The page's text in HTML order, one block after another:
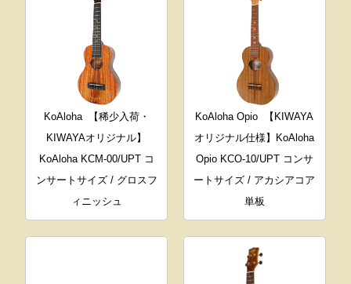
KoAloha
【稀少入荷・
KIWAYAオリジナル】
KoAloha KCM-00/UPT コ
ンサートサイズ / グロスフ
ィニッシュ
KoAloha Opio
【KIWAYA
オリジナル仕様】KoAloha
Opio KCO-10/UPT コンサ
ートサイズ / アカシアコア
単板